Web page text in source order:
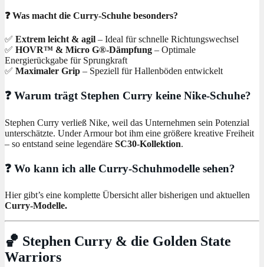
❓ Was macht die Curry-Schuhe besonders?
✅ Extrem leicht & agil – Ideal für schnelle Richtungswechsel
✅ HOVR™ & Micro G®-Dämpfung – Optimale
Energierückgabe für Sprungkraft
✅ Maximaler Grip – Speziell für Hallenböden entwickelt
❓ Warum trägt Stephen Curry keine Nike-Schuhe?
Stephen Curry verließ Nike, weil das Unternehmen sein Potenzial
unterschätzte. Under Armour bot ihm eine größere kreative Freiheit
– so entstand seine legendäre SC30-Kollektion.
❓ Wo kann ich alle Curry-Schuhmodelle sehen?
Hier gibt’s eine komplette Übersicht aller bisherigen und aktuellen
Curry-Modelle.
🏀 Stephen Curry & die Golden State
Warriors